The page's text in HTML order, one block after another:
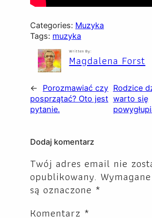
Categories: Muzyka
Tags: muzyka
Written By:
Magdalena Forst
←
Porozmawiać czy
posprzątać? Oto jest
pytanie.
Rodzice
warto się
Dodaj komentarz
Twój adres email nie
opublikowany.
są oznaczone *
Komentarz *